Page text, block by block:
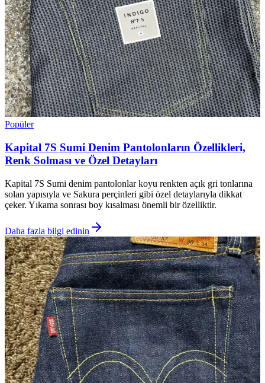
Popüler
Kapital 7S Sumi Denim Pantolonların Özellikleri,
Renk Solması ve Özel Detayları
Kapital 7S Sumi denim pantolonlar koyu renkten açık gri tonlarına
solan yapısıyla ve Sakura perçinleri gibi özel detaylarıyla dikkat
çeker. Yıkama sonrası boy kısalması önemli bir özelliktir.
Daha fazla bilgi edinin